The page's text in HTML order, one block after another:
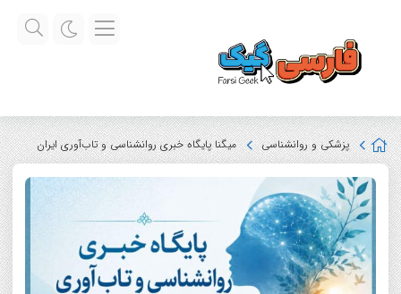
پزشکی و روانشناسی میگنا پایگاه خبری روانشناسی و تاب‌آوری ایران